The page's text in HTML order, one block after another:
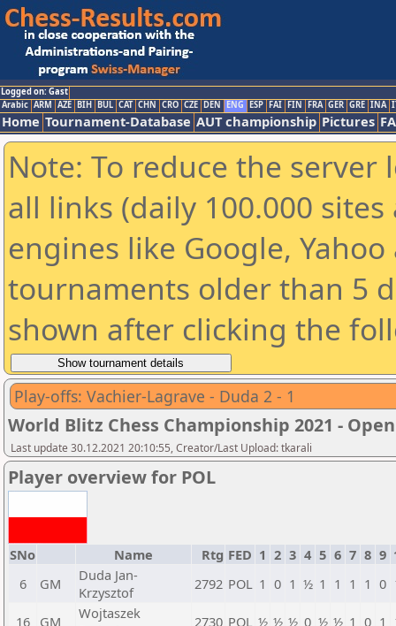
Logged on: Gast
Arabic ARM AZE BIH BUL CAT CHN CRO CZE DEN ENG ESP FAI FIN FRA GER GRE INA
Home Tournament-Database AUT championship Pictures
Note: To reduce the
all links (daily 100.000
engines like Google,
tournaments older than 5
shown after clicking the
Play-offs: Vachier-Lagrave - Duda 2 - 1
World Blitz Chess Championship 2021 - Open
Last update 30.12.2021 20:10:55, Creator/Last Upload: tkarali
Player overview for POL
SNo Name Rtg FED 1 2 3 4 5 6 7 8 9
6
GM
Duda Jan-
Krzysztof
2792 POL 1 0 1 ½ 1 1 1 1 0
16 GM
Wojtaszek
2730 POL ½ ½ ½ 0 ½ ½ 1 0 1